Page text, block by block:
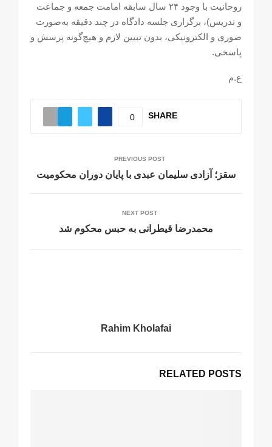
روحانیت با وجود ۲۴ سال سابقه امامت جمعه و جماعت
و تدریس)، برگزاری جلسه دادگاه در چند دقیقه به‌صورت
صوری و الکترونیکی، بدون تبیین لازم و هیچ‌گونه پرسش و
پاسخی.
ع.م
SHARE
0
PREVIOUS POST
سقز؛ آزادی سلیمان عبدی با پایان دوران محکومیت
NEXT POST
محمدرضا قیطرانی به حبس محکوم شد
Rahim Kholafai
RELATED POSTS